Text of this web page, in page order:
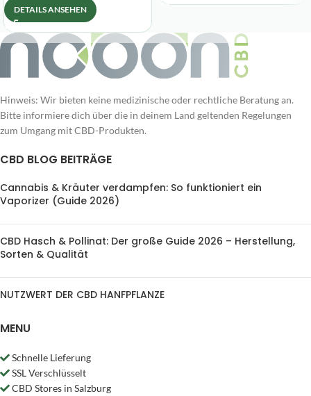
DETAILS ANSEHEN
Hinweis: Wir bieten keine medizinische oder rechtliche Beratung an.
Bitte informiere dich über die in deinem Land geltenden Regelungen
zum Umgang mit CBD-Produkten.
CBD BLOG BEITRÄGE
Cannabis & Kräuter verdampfen: So funktioniert ein
Vaporizer (Guide 2026)
CBD Hasch & Pollinat: Der große Guide 2026 – Herstellung,
Sorten & Qualität
NUTZWERT DER CBD HANFPFLANZE
MENU
Schnelle Lieferung
SSL Verschlüsselt
CBD Stores in Salzburg